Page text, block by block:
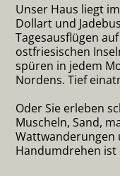
Unser Haus liegt
Dollart und
Tagesausflügen
ostfriesischen
spüren in jedem
Nordens. Tief
Oder Sie erleben
Muscheln, Sand,
Handumdrehen ist